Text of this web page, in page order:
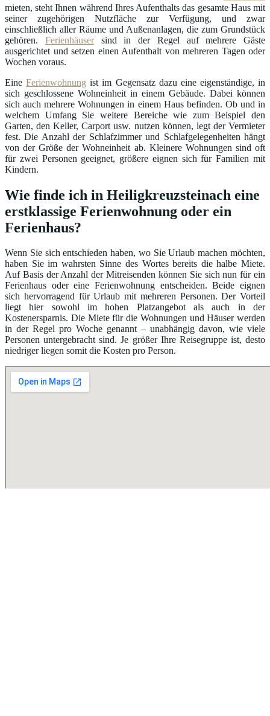
mieten, steht Ihnen während Ihres Aufenthalts das gesamte Haus mit
seiner zugehörigen Nutzfläche zur Verfügung, und zwar
einschließlich aller Räume und Außenanlagen, die zum Grundstück
gehören. Ferienhäusersind in der Regel auf mehrere Gäste
ausgerichtet und setzen einen Aufenthalt von mehreren Tagen oder
Wochen voraus.
EineFerienwohnung ist im Gegensatz dazu eine eigenständige, in
sich geschlossene Wohneinheit in einem Gebäude. Dabei können
sich auch mehrere Wohnungen in einem Haus befinden. Ob und in
welchem Umfang Sie weitere Bereiche wie zum Beispiel den
Garten, den Keller, Carport usw. nutzen können, legt der Vermieter
fest. Die Anzahl der Schlafzimmer und Schlafgelegenheiten hängt
von der Größe der Wohneinheit ab. Kleinere Wohnungen sind oft
für zwei Personen geeignet, größere eignen sich für Familien mit
Kindern.
Wie finde ich in Heiligkreuzsteinach eine
erstklassige Ferienwohnung oder ein
Ferienhaus?
Wenn Sie sich entschieden haben, wo Sie Urlaub machen möchten,
haben Sie im wahrsten Sinne des Wortes bereits die halbe Miete.
Auf Basis der Anzahl der Mitreisenden können Sie sich nun für ein
Ferienhaus oder eine Ferienwohnung entscheiden. Beide eignen
sich hervorragend für Urlaub mit mehreren Personen. Der Vorteil
liegt hier sowohl im hohen Platzangebot als auch in der
Kostenersparnis. Die Miete für die Wohnungen und Häuser werden
in der Regel pro Woche genannt – unabhängig davon, wie viele
Personen untergebracht sind. Je größer Ihre Reisegruppe ist, desto
niedriger liegen somit die Kosten pro Person.